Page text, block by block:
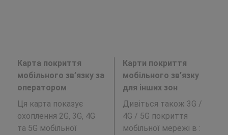
Карта покриття
мобільного зв’язку за
оператором
Ця карта показує
охоплення 2G, 3G, 4G
та 5G мобільної
Карти покриття
мобільного зв’язку
для інших зон
Дивіться також 3G /
4G / 5G покриття
мобільної мережі в :